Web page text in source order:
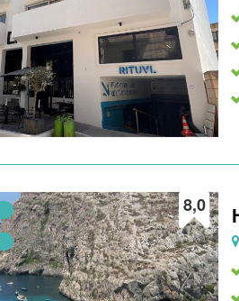
8,0